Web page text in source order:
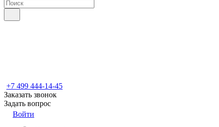
+7 499 444-14-45
Заказать звонок
Задать вопрос
Войти